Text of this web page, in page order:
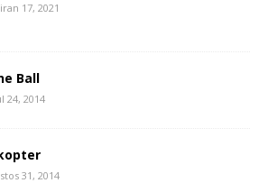
17, 2021
Ball
24, 2014
31, 2014